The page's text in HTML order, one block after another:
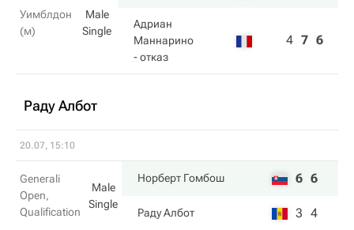
Уимблдон
(м)
Male
Single
Адриан
Маннарино
- отказ
4 7 6
Раду Албот
20.07, 15:10
Generali
Open,
Qualification
Male
Single
Норберт Гомбош 6 6
Раду Албот 3 4